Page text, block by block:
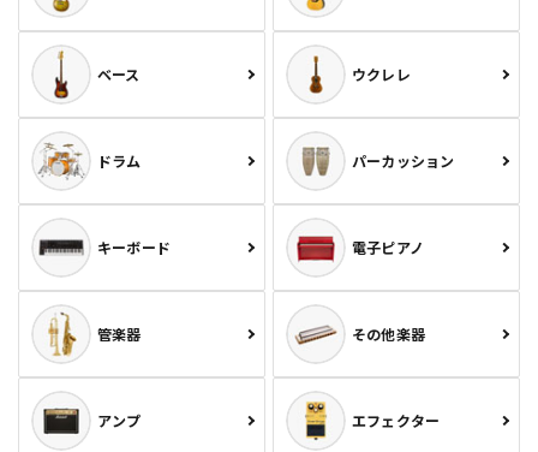
ベース ウクレレ
ドラム パーカッション
キーボード 電子ピアノ
管楽器 その他楽器
アンプ エフェクター